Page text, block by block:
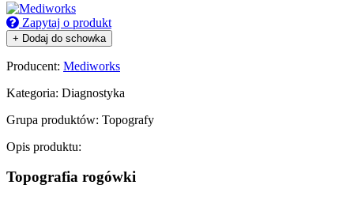
Zapytaj o produkt
+ Dodaj do schowka
Producent: Mediworks
Kategoria: Diagnostyka
Grupa produktów: Topografy
Opis produktu:
Topografia rogówki